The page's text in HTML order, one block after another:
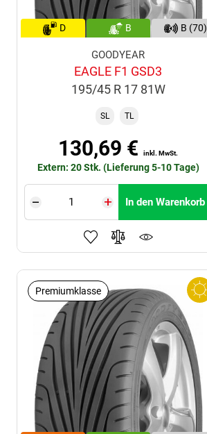
D B B (70)
GOODYEAR
EAGLE F1 GSD3
195/45 R 17 81W
SL TL
130,69 €inkl. MwSt.
Extern: 20 Stk. (Lieferung 5-10 Tage)
In den Warenkorb
Premiumklasse